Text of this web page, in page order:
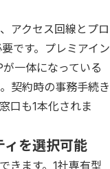
アクセス回線とプロ
です。プレミアイン
一体になっている
契約時の事務手続き
口も1本化されま
ィを選択可能
きます。1社専有型